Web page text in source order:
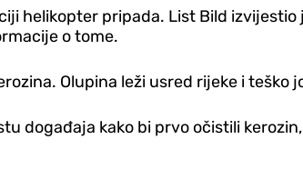
helikopter pripada. List Bild
o tome.
Olupina leži usred rijeke i teško
događaja kako bi prvo očistili